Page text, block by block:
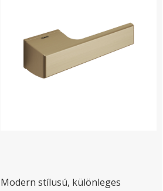
Modern stílusú, különleges